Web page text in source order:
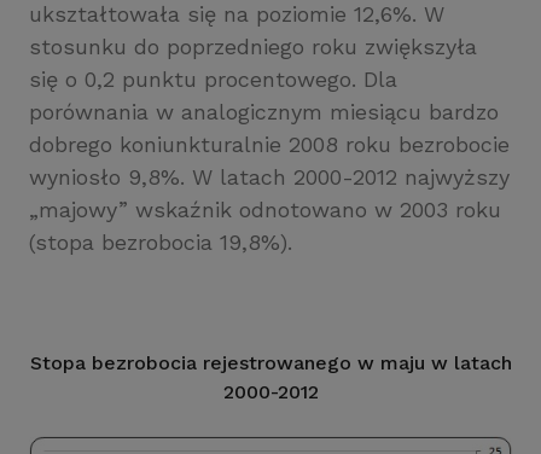
ukształtowała się na poziomie 12,6%. W
stosunku do poprzedniego roku zwiększyła
się o 0,2 punktu procentowego. Dla
porównania w analogicznym miesiącu bardzo
dobrego koniunkturalnie 2008 roku bezrobocie
wyniosło 9,8%. W latach 2000-2012 najwyższy
„majowy” wskaźnik odnotowano w 2003 roku
(stopa bezrobocia 19,8%).
Stopa bezrobocia rejestrowanego w maju w latach
2000-2012